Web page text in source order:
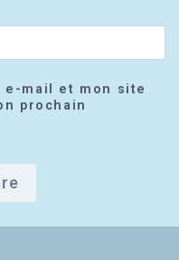
e-mail et mon site
prochain